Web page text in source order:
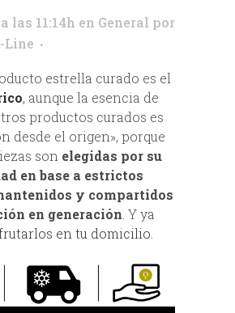
las 11:14h en General por
Line
estrella curado es el
, aunque la esencia de
productos curados es
desde el origen», porque
son elegidas por su
en base a estrictos
y compartidos
en generación . Y ya
en tu domicilio